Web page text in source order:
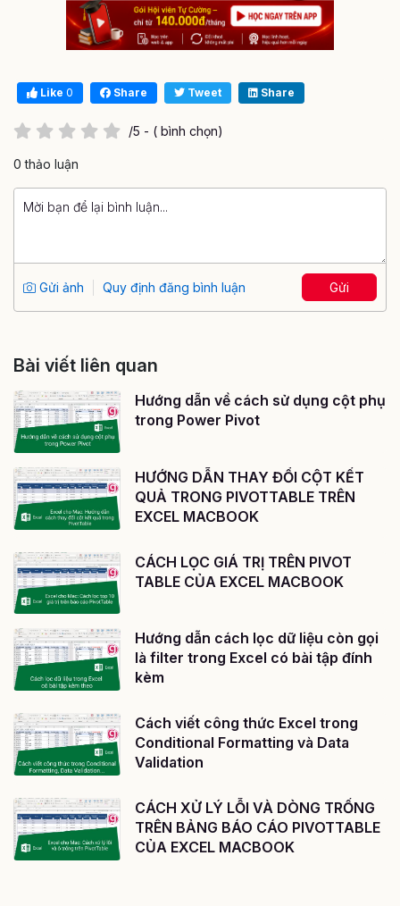
Like 0 Share Tweet Share
/5 - ( bình chọn)
0 thảo luận
Gửi ảnh Quy định đăng bình luận Gửi
Bài viết liên quan
Hướng dẫn về cách sử dụng cột phụ
trong Power Pivot
HƯỚNG DẪN THAY ĐỔI CỘT KẾT
QUẢ TRONG PIVOTTABLE TRÊN
EXCEL MACBOOK
CÁCH LỌC GIÁ TRỊ TRÊN PIVOT
TABLE CỦA EXCEL MACBOOK
Hướng dẫn cách lọc dữ liệu còn gọi
là filter trong Excel có bài tập đính
kèm
Cách viết công thức Excel trong
Conditional Formatting và Data
Validation
CÁCH XỬ LÝ LỖI VÀ DÒNG TRỐNG
TRÊN BẢNG BÁO CÁO PIVOTTABLE
CỦA EXCEL MACBOOK